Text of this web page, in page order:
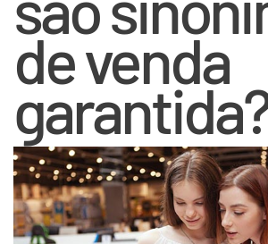
de venda